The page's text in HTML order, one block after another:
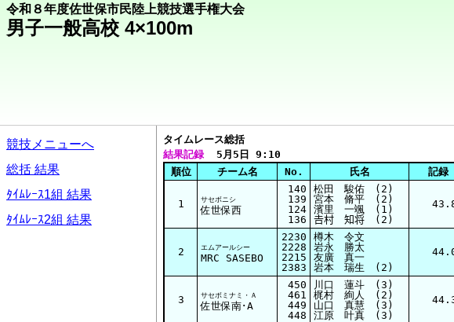
令和８年度佐世保市民陸上競技選手権大会
男子一般高校 4×100m
競技メニューへ
総括 結果
ﾀｲﾑﾚｰｽ1組 結果
ﾀｲﾑﾚｰｽ2組 結果
タイムレース総括
結果記録
  5月5日 9:10
順位
チーム名 No. 氏名 記録
1 サセボニシ
佐世保西
140
139
124
136
松田 駿佑 (2)
宮本 脩平 (2)
濱里 一颯 (1)
𠮷村 知将 (2)
2 エムアールシー
MRC SASEBO
2230
2228
2215
2383
樽木 令文
岩永 勝太
友廣 真一
岩本 瑞生 (2)
3 サセボミナミ・Ａ
佐世保南･A
450
461
449
448
川口 蓮斗 (3)
梶村 絢人 (2)
山口 真慧 (3)
江原 叶真 (3)